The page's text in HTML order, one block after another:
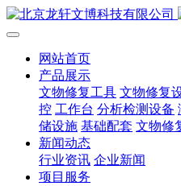
网站首页
产品展示
文物修复工具 文物修复
控 工作台 分析检测设备
储设施 基础配套 文物修
新闻动态
行业资讯 企业新闻
项目服务